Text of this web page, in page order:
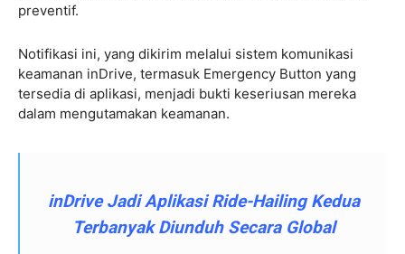
preventif.
Notifikasi ini, yang dikirim melalui sistem komunikasi
keamanan inDrive, termasuk Emergency Button yang
tersedia di aplikasi, menjadi bukti keseriusan mereka
dalam mengutamakan keamanan.
inDrive Jadi Aplikasi Ride-Hailing Kedua
Terbanyak Diunduh Secara Global